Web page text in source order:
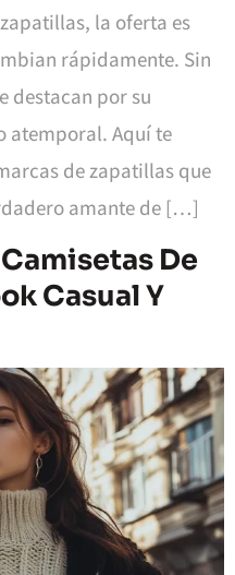
la oferta es
rápidamente. Sin
destacan por su
atemporal. Aquí te
de zapatillas que
amante de […]
De
Casual Y